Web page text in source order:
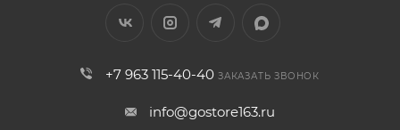
+7 963 115-40-40 ЗАКАЗАТЬ ЗВОНОК
info@gostore163.ru